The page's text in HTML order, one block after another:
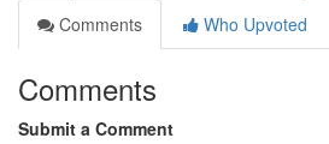
Comments
Who Upvoted
Comments
Submit a Comment